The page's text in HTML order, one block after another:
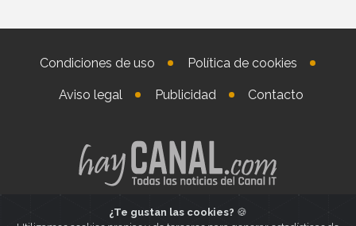
Condiciones de uso Política de cookies
Aviso legal Publicidad Contacto
¿Te gustan las cookies? 🍪